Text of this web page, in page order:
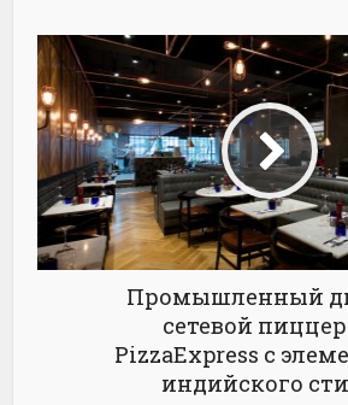
Промышленный
сетевой
PizzaExpress с
индийского